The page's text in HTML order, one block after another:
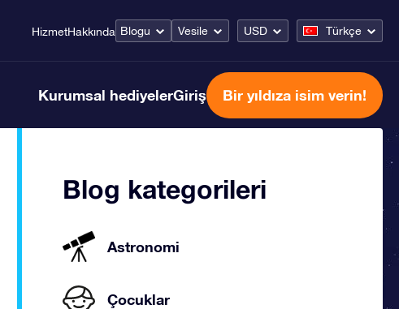
HizmetHakkında Blogu Vesile USD Türkçe
Kurumsal hediyelerGiriş Bir yıldıza isim verin!
Blog kategorileri
Astronomi
Çocuklar